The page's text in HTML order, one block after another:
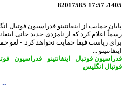
82017585
حمایت از اینفانتینو فدراسیون فوتبال انگلیس
اعلام کرد که از نامزدی جدید جانی اینفانتینو
ریاست فیفا حمایت نخواهد کرد. - لغو حمایت
...
فوتبال-اینفانتینو-فدراسیون-فوتبال
انگلیس